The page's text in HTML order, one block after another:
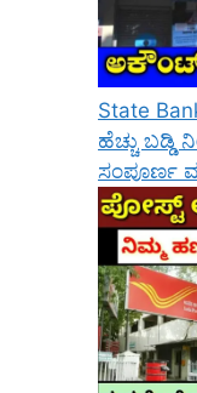
State
ಹೆಚ್ಚು
ಸಂಪೂರ್ಣ